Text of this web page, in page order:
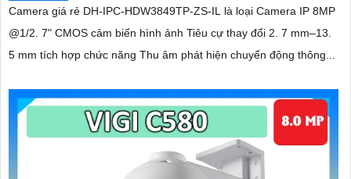
Camera giá rẻ DH-IPC-HDW3849TP-ZS-IL là loại Camera IP 8MP
@1/2. 7" CMOS cảm biến hình ảnh Tiêu cự thay đổi 2. 7 mm–13.
5 mm tích hợp chức năng Thu âm phát hiện chuyển động thông...